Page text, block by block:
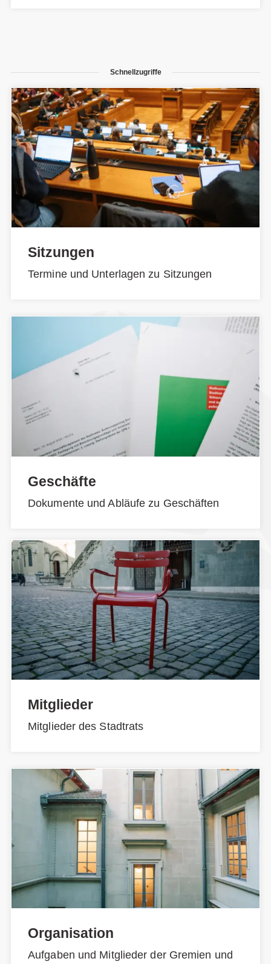
Schnellzugriffe
Sitzungen
Termine und Unterlagen zu Sitzungen
Geschäfte
Dokumente und Abläufe zu Geschäften
Mitglieder
Mitglieder des Stadtrats
Organisation
Aufgaben und Mitglieder der Gremien und